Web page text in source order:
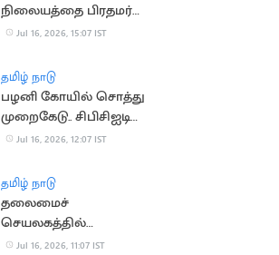
நிலையத்தை பிரதமர்
மோடி நாளை திறந்து
Jul 16, 2026, 15:07 IST
தமிழ் நாடு
பழனி கோயில் சொத்து
முறைகேடு.. சிபிசிஐடி
விசாரணை
Jul 16, 2026, 12:07 IST
தமிழ் நாடு
தலைமைச்
செயலகத்தில்
தீக்குளிக்க முயன்ற
Jul 16, 2026, 11:07 IST